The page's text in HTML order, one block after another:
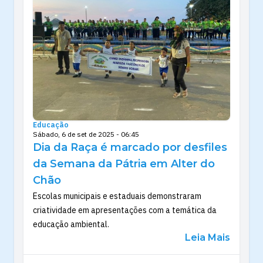
Educação
Sábado, 6 de set de 2025 - 06:45
Dia da Raça é marcado por desfiles
da Semana da Pátria em Alter do
Chão
Escolas municipais e estaduais demonstraram
criatividade em apresentações com a temática da
educação ambiental.
Leia Mais